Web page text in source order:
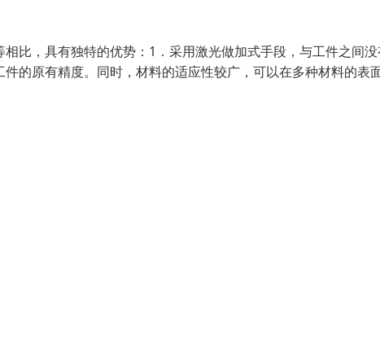
比，具有独特的优势：1．采用激光做加式手段，与工件之间
的原有精度。同时，材料的适应性较广，可以在多种材料的表